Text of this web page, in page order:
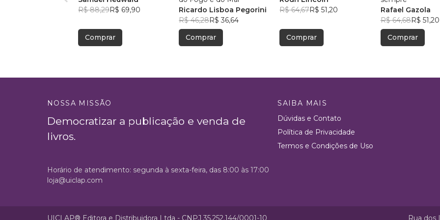
R$ 88,29R$ 69,90
Comprar
Ricardo Lisboa Pegorini
R$ 46,28R$ 36,64
Comprar
R$ 64,67R$ 51,20
Comprar
Rafael Gazola
R$ 64,68R$ 51,20
Comprar
NOSSA MISSÃO
Democratizar a publicação e venda de
livros.
SAIBA MAIS
Dúvidas e Contato
Política de Privacidade
Termos e Condições de Uso
Horário de atendimento: segunda à sexta-feira, das 8:00 às 17:00
loja@uiclap.com
UICLAP® Editora e Distribuidora Ltda - CNPJ 35.252.144/0001-10 Rua dos